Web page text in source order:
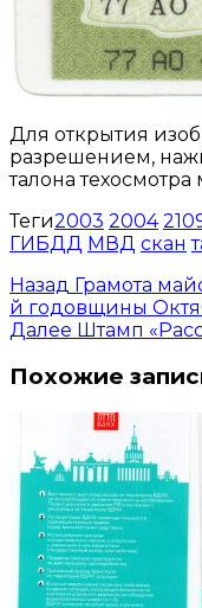
Для открытия
разрешением,
талона
Теги2003 2004
ГИБДД МВД скан
Назад Грамота
й годовщины
Далее Штамп
Похожие